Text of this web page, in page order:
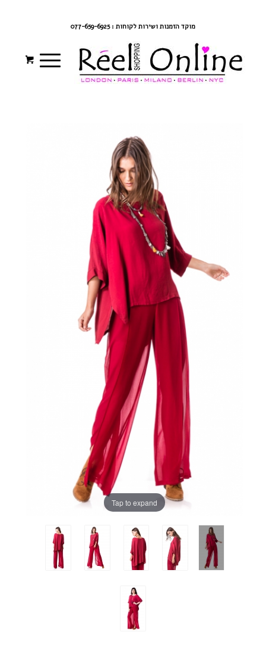
מוקד הזמנות ושירות לקוחות : 077-659-6925
Tap to expand